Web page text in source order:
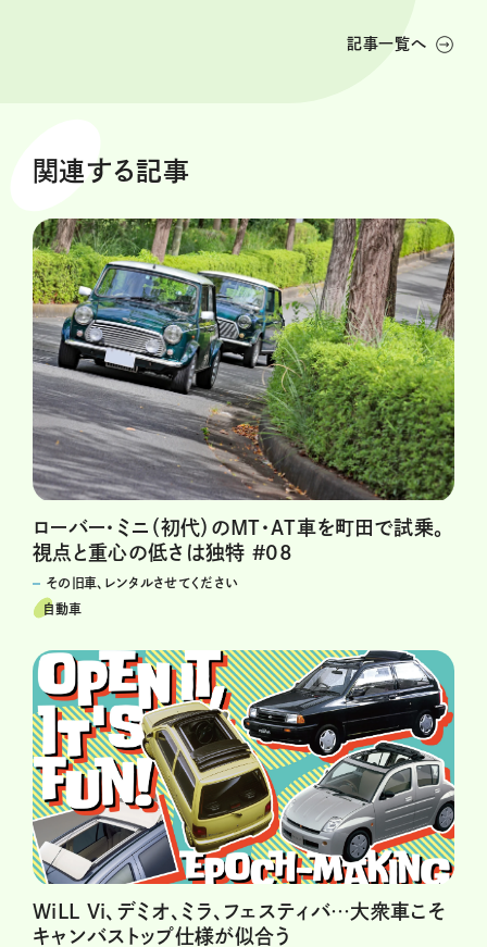
記事一覧へ
関連する記事
ローバー・ミニ（初代）のMT・AT車を町田で試乗。
視点と重心の低さは独特 #08
その旧車、レンタルさせてください
自動車
WiLL Vi、デミオ、ミラ、フェスティバ…大衆車こそ
キャンバストップ仕様が似合う